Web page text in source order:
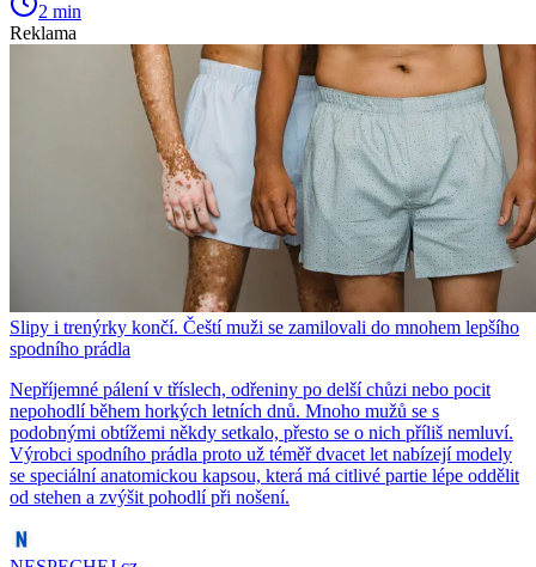
2 min
Reklama
Slipy i trenýrky končí. Čeští muži se zamilovali do mnohem lepšího
spodního prádla
Nepříjemné pálení v tříslech, odřeniny po delší chůzi nebo pocit
nepohodlí během horkých letních dnů. Mnoho mužů se s
podobnými obtížemi někdy setkalo, přesto se o nich příliš nemluví.
Výrobci spodního prádla proto už téměř dvacet let nabízejí modely
se speciální anatomickou kapsou, která má citlivé partie lépe oddělit
od stehen a zvýšit pohodlí při nošení.